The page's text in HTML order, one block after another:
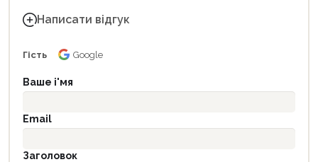
Написати відгук
Гість Google
Ваше і'мя
Email
Заголовок